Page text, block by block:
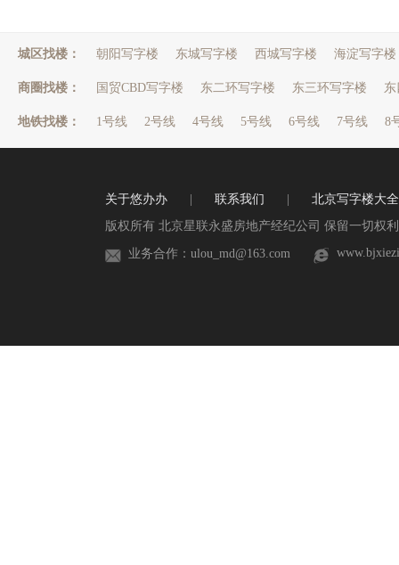
城区找楼： 朝阳写字楼 东城写字楼 西城写字楼 海淀写字楼
商圈找楼： 国贸CBD写字楼 东二环写字楼 东三环写字楼
地铁找楼： 1号线 2号线 4号线 5号线 6号线 7号线 8
关于悠办办 联系我们
北京写字楼大全
版权所有 北京星联永盛房地产经纪公司 保留一切权
业务合作：ulou_md@163.com